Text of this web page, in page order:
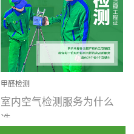
车的甲醛超标问题更为严
重。汽车的空间范围小，
配件、皮具、装饰多，这
些都是汽...
甲醛检测
室内空气检测服务为什么
选...